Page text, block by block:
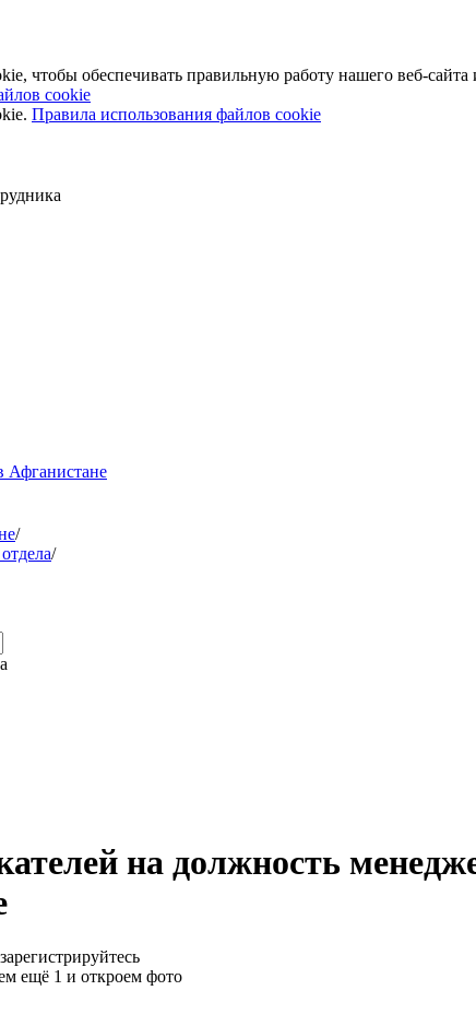
чтобы обеспечивать правильную работу нашего веб-сайта
cookie
Правила использования файлов cookie
Афганистане
/
/
на должность
ещё 1 и откроем фото